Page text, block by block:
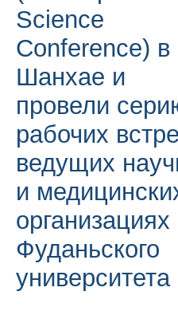
Science
Conference) в
Шанхае и
провели
рабочих
ведущих
и
организациях
Фуданьского
университета